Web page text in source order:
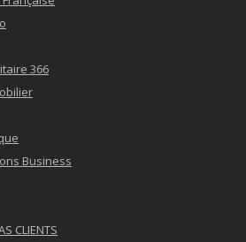
366
Business
CLIENTS